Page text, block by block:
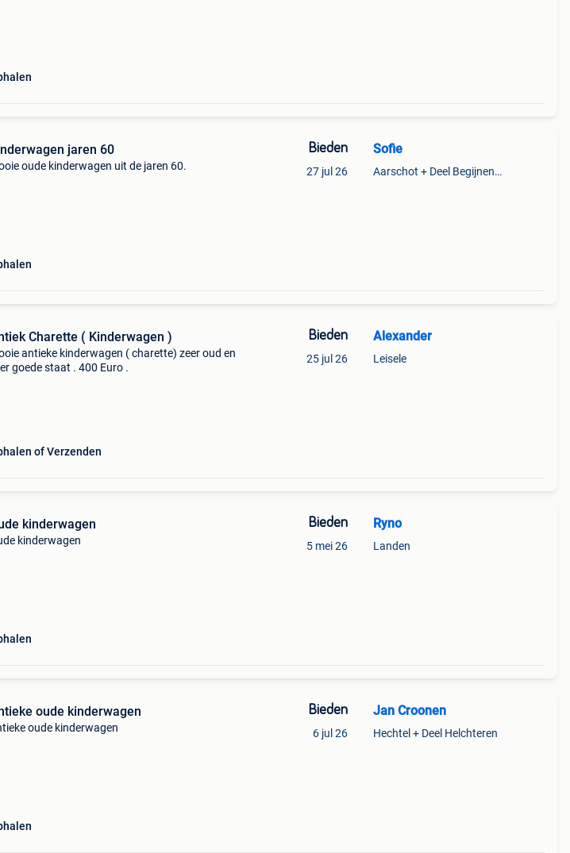
jaren 60
oude kinderwagen uit de jaren 60.
Bieden
27 jul 26
Sofie
Aarschot + Deel Begijnendijk
Charette ( Kinderwagen )
antieke kinderwagen ( charette) zeer oud en
goede staat . 400 Euro .
of Verzenden
Bieden
25 jul 26
Alexander
Leisele
kinderwagen
kinderwagen
Bieden
5 mei 26
Ryno
Landen
oude kinderwagen
oude kinderwagen
Bieden
6 jul 26
Jan Croonen
Hechtel + Deel Helchteren